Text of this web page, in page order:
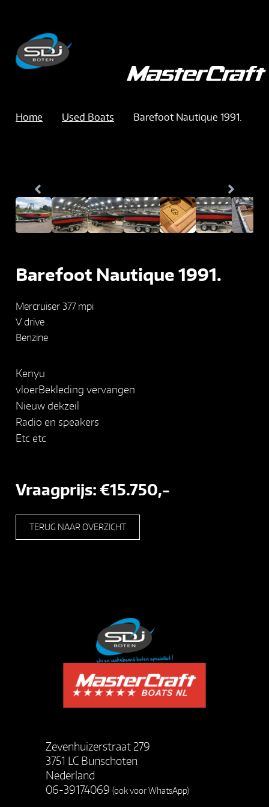
Home Used Boats Barefoot Nautique 1991.
Barefoot Nautique 1991.
Mercruiser 377 mpi
V drive
Benzine
Kenyu
vloerBekleding vervangen
Nieuw dekzeil
Radio en speakers
Etc etc
Vraagprijs: €15.750,-
TERUG NAAR OVERZICHT
Zevenhuizerstraat 279
3751 LC Bunschoten
Nederland
06-39174069 (ook voor WhatsApp)